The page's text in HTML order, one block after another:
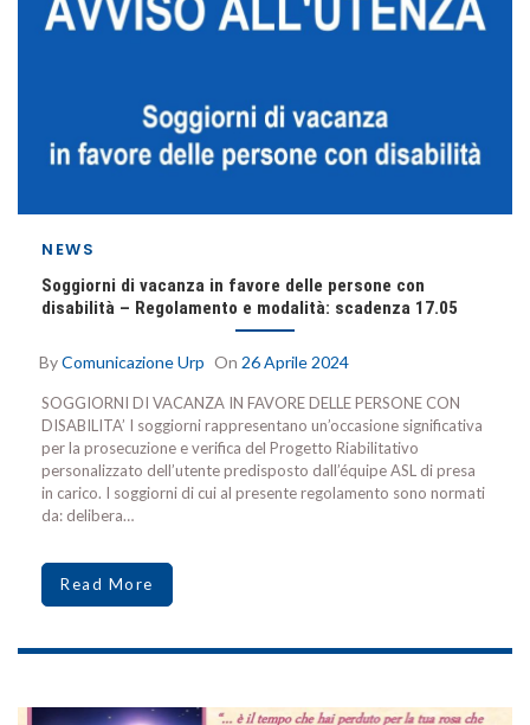
NEWS
Soggiorni di vacanza in favore delle persone con
disabilità – Regolamento e modalità: scadenza 17.05
ByComunicazione Urp On 26 Aprile 2024
SOGGIORNI DI VACANZA IN FAVORE DELLE PERSONE CON
DISABILITA’ I soggiorni rappresentano un’occasione significativa
per la prosecuzione e verifica del Progetto Riabilitativo
personalizzato dell’utente predisposto dall’équipe ASL di presa
in carico. I soggiorni di cui al presente regolamento sono normati
da: delibera…
Read More